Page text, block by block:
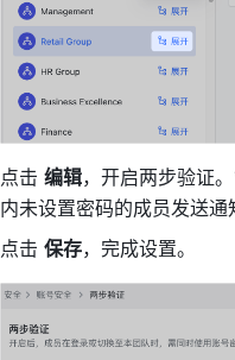
点击 编辑，开启两步验证
内未设置密码的成员发送通
点击 保存，完成设置。